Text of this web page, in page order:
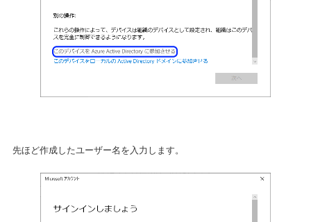
先ほど作成したユーザー名を入力します。